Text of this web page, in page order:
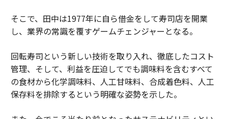
そこで、田中は1977年に自ら借金をして寿司店を開業
し、業界の常識を覆すゲームチェンジャーとなる。
回転寿司という新しい技術を取り入れ、徹底したコスト
管理、そして、利益を圧迫してでも調味料を含むすべて
の食材から化学調味料、人工甘味料、合成着色料、人工
保存料を排除するという明確な姿勢を示した。